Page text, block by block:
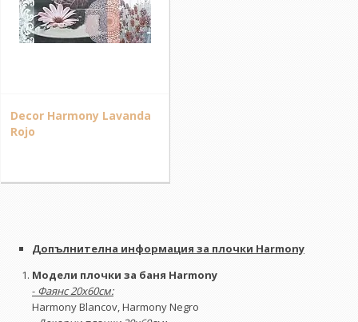
Decor Harmony Lavanda
Rojo
Допълнителна информация за плочки Harmony
Модели плочки за баня Harmony
- Фаянс 20x60см:
Harmony Blancov, Harmony Negro